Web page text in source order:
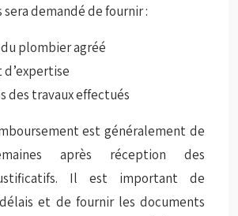
demandé de fournir :
plombier agréé
des travaux effectués
est généralement de
après réception des
Il est important de
et de fournir les documents